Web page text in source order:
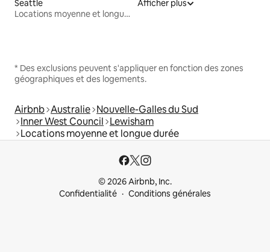
Seattle
Locations moyenne et longue durée
Afficher plus
* Des exclusions peuvent s'appliquer en fonction des zones
géographiques et des logements.
Airbnb Australie Nouvelle-Galles du Sud
Inner West Council Lewisham
Locations moyenne et longue durée
© 2026 Airbnb, Inc.
Confidentialité
Conditions générales